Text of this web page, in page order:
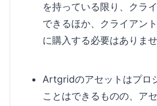
を持っている限り、クラ
できるほか、クライアン
に購入する必要はありませ
Artgridのアセットはプロ
ことはできるものの、ア